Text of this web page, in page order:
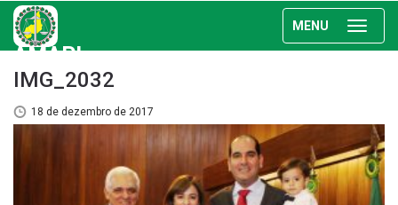
MENU
AMAPI
IMG_2032
18 de dezembro de 2017